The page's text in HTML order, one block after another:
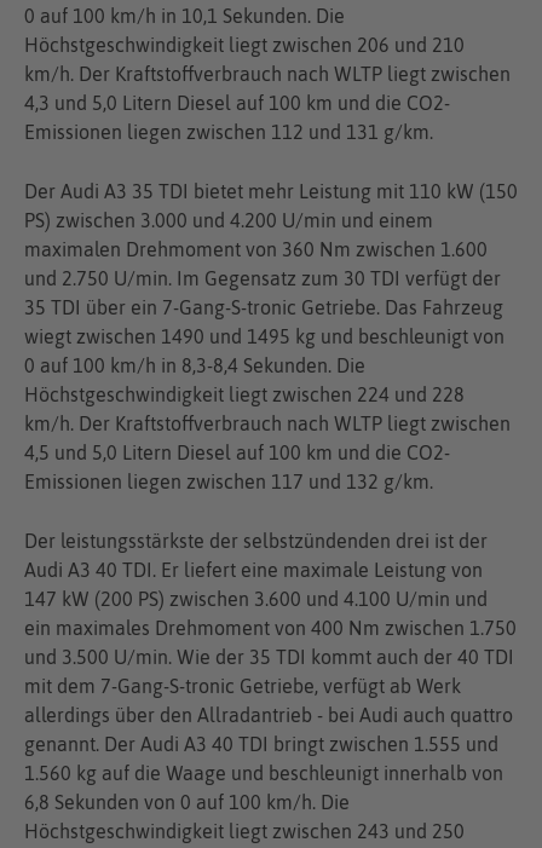
0 auf 100 km/h in 10,1 Sekunden. Die
Höchstgeschwindigkeit liegt zwischen 206 und 210
km/h. Der Kraftstoffverbrauch nach WLTP liegt zwischen
4,3 und 5,0 Litern Diesel auf 100 km und die CO2-
Emissionen liegen zwischen 112 und 131 g/km.
Der Audi A3 35 TDI bietet mehr Leistung mit 110 kW (150
PS) zwischen 3.000 und 4.200 U/min und einem
maximalen Drehmoment von 360 Nm zwischen 1.600
und 2.750 U/min. Im Gegensatz zum 30 TDI verfügt der
35 TDI über ein 7-Gang-S-tronic Getriebe. Das Fahrzeug
wiegt zwischen 1490 und 1495 kg und beschleunigt von
0 auf 100 km/h in 8,3-8,4 Sekunden. Die
Höchstgeschwindigkeit liegt zwischen 224 und 228
km/h. Der Kraftstoffverbrauch nach WLTP liegt zwischen
4,5 und 5,0 Litern Diesel auf 100 km und die CO2-
Emissionen liegen zwischen 117 und 132 g/km.
Der leistungsstärkste der selbstzündenden drei ist der
Audi A3 40 TDI. Er liefert eine maximale Leistung von
147 kW (200 PS) zwischen 3.600 und 4.100 U/min und
ein maximales Drehmoment von 400 Nm zwischen 1.750
und 3.500 U/min. Wie der 35 TDI kommt auch der 40 TDI
mit dem 7-Gang-S-tronic Getriebe, verfügt ab Werk
allerdings über den Allradantrieb - bei Audi auch quattro
genannt. Der Audi A3 40 TDI bringt zwischen 1.555 und
1.560 kg auf die Waage und beschleunigt innerhalb von
6,8 Sekunden von 0 auf 100 km/h. Die
Höchstgeschwindigkeit liegt zwischen 243 und 250